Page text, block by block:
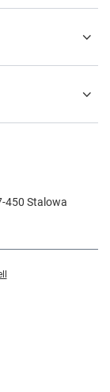
450 Stalowa